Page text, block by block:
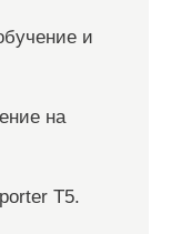
и
на
T5.